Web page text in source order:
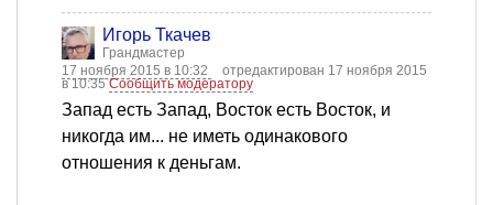
Игорь Ткачев
Грандмастер
17 ноября 2015 в 10:32
отредактирован 17 ноября 2015
в 10:35Сообщить модератору
Запад есть Запад, Восток есть Восток, и
никогда им... не иметь одинакового
отношения к деньгам.